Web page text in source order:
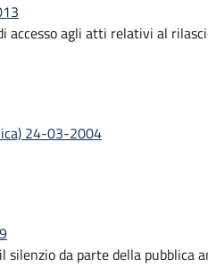
accesso agli atti relativi al
24-03-2004
da parte della pubblica